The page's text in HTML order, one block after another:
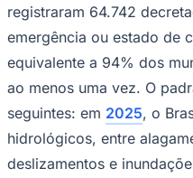
Corinthians
registraram 64.742
emergência ou estado de
equivalente a 94% dos
ao menos uma vez. O
seguintes: em 2025, o
hidrológicos, entre
deslizamentos e